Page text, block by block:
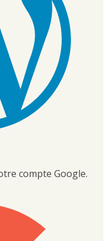
compte Google.